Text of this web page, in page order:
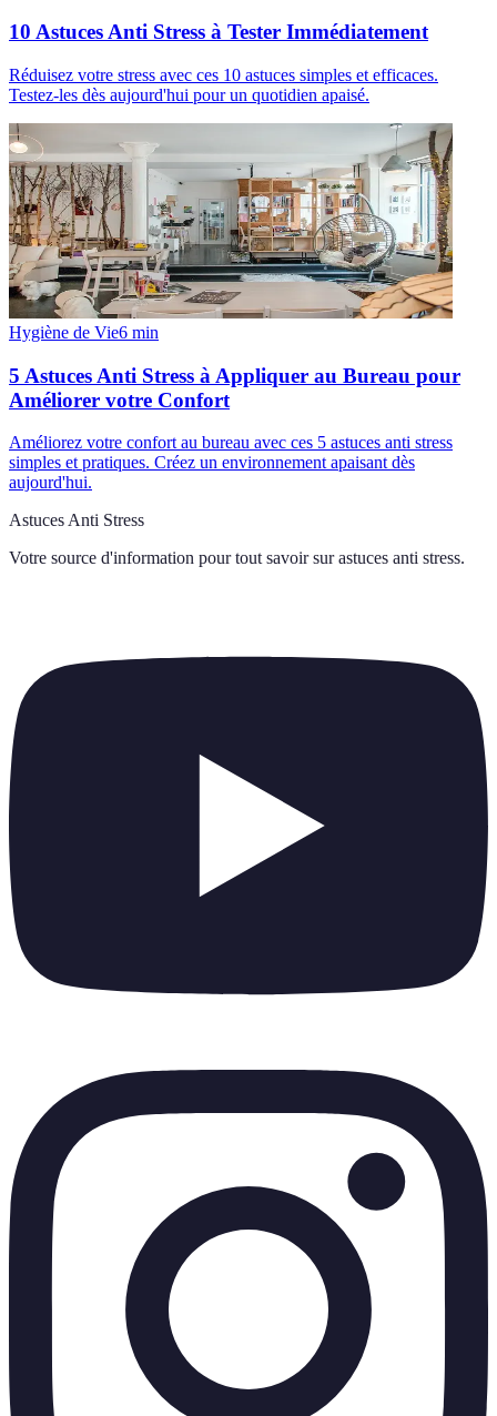
10 Astuces Anti Stress à Tester Immédiatement
Réduisez votre stress avec ces 10 astuces simples et efficaces.
Testez-les dès aujourd'hui pour un quotidien apaisé.
Hygiène de Vie6 min
5 Astuces Anti Stress à Appliquer au Bureau pour
Améliorer votre Confort
Améliorez votre confort au bureau avec ces 5 astuces anti stress
simples et pratiques. Créez un environnement apaisant dès
aujourd'hui.
Astuces Anti Stress
Votre source d'information pour tout savoir sur astuces anti stress.